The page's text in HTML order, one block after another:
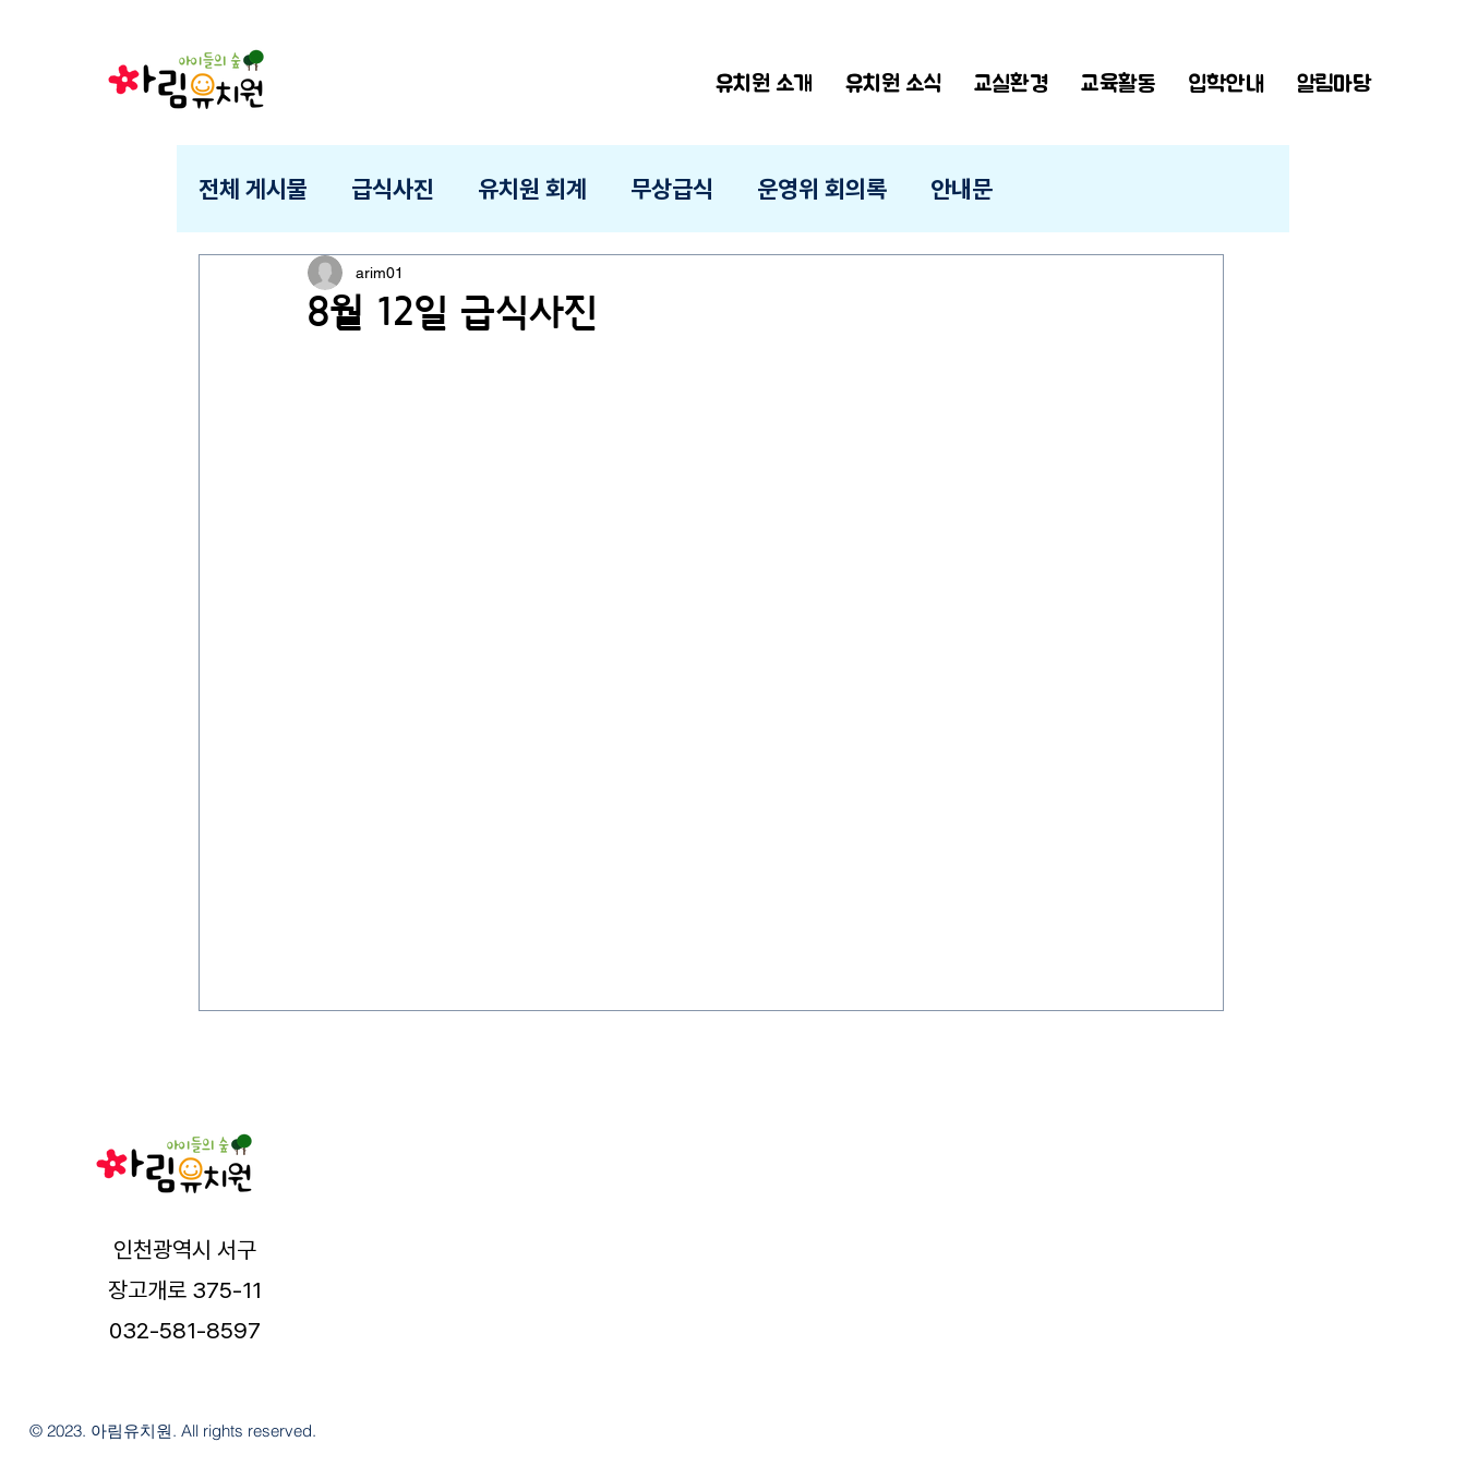
유치원 소개 유치원 소식 교실환경 교육활동 입학안내 알림마당
전체 게시물 급식사진 유치원 회계 무상급식 운영위 회의록 안내문
8월 12일 급식사진
arim01
인천광역시 서구
장고개로 375-11
032-581-8597
© 2023. 아림유치원. All rights reserved.